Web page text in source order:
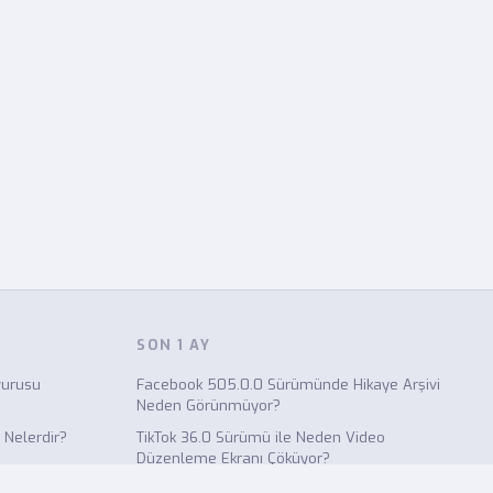
Nelerdir?
SON 1 AY
Facebook 505.0.0 Sürümünde Hikaye Arşivi
Neden Görünmüyor?
TikTok 36.0 Sürümü ile Neden Video
Düzenleme Ekranı Çöküyor?